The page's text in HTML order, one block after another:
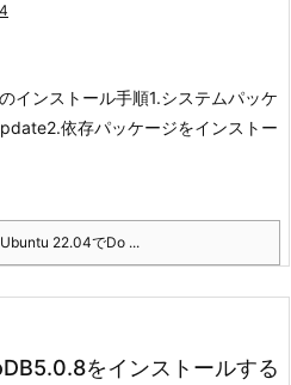
インストール手順1.システムパッケ
2.依存パッケージをインストー
22.04でDo ...
をインストールする